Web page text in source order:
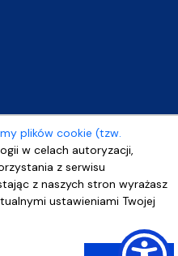
plików cookie (tzw.
w celach autoryzacji,
z serwisu
z naszych stron wyrażasz
ustawieniami Twojej